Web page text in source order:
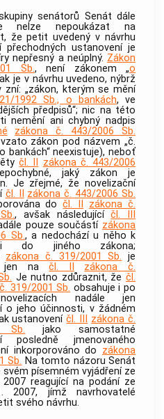
senátorů Senát dále
nelze nepoukázat na
že petit uvedený v návrhu
přechodných ustanovení je
nepřesný a neúplný. Zákon
Sb., není zákonem „o
je v návrhu uvedeno, nýbrž
zní: „zákon, kterým se mění
1992 Sb., o bankách, ve
předpisů“; nic na této
nemění ani chybný nadpis
zákona č. 443/2006 Sb.
zákon pod názvem „č.
bankách“ neexistuje), neboť
čl. II
zákona č. 443/2006
jaký zákon je
Je zřejmé, že novelizační
čl. II
zákona č. 443/2006 Sb.
dočl. II
zákona č.
, avšak následujícíčl. III
pouze součástí zákona
Sb., a nedochází u něho k
do jiného zákona;
zákona č. 319/2001 Sb. je
jen načl. II
zákona č.
Je nutno zdůraznit, žečl.
319/2001 Sb. obsahuje i po
nadále jen
o jeho účinnosti, v žádném
ustanoveníčl. III
zákona č.
Sb. jako samostatné
posledně jmenovaného
inkorporováno do zákona
Sb. Na tomto názoru Senát
svém písemném vyjádření ze
reagující na podání ze
2007, jímž navrhovatelé
svého návrhu.